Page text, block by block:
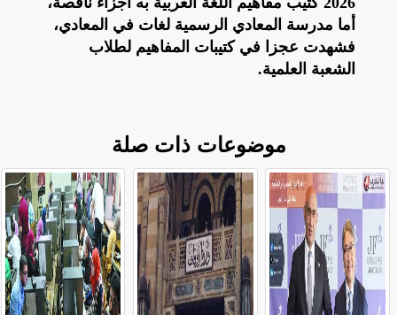
أما مدرسة المعادي الرسمية لغات في المعادي،
فشهدت عجزا في كتيبات المفاهيم لطلاب
الشعبة العلمية.
موضوعات ذات صلة